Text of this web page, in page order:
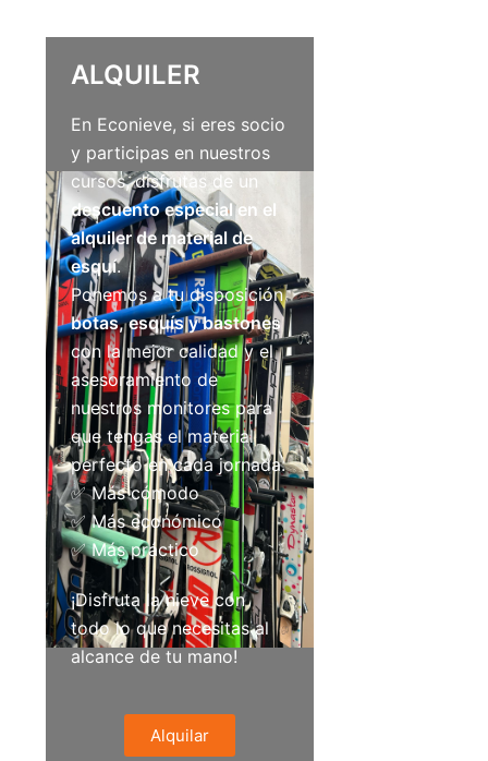
ALQUILER
En Econieve, si eres socio
y participas en nuestros
cursos, disfrutas de un
descuento especial en el
alquiler de material de
esquí.
Ponemos a tu disposición
botas, esquís y bastones
con la mejor calidad y el
asesoramiento de
nuestros monitores para
que tengas el material
perfecto en cada jornada.
✅ Más cómodo
✅ Más económico
✅ Más práctico
¡Disfruta la nieve con
todo lo que necesitas al
alcance de tu mano!
Alquilar